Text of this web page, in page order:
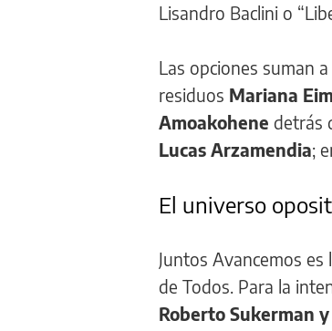
Lisandro Baclini o
Las opciones suman
residuos Mariana
Amoakohene detrás
Lucas Arzamendia;
El universo
Juntos Avancemos
de Todos. Para la
Roberto Sukerman